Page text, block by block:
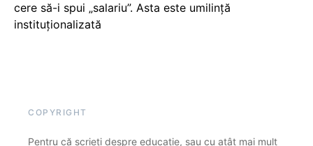
cere să-i spui „salariu”. Asta este umilință
instituționalizată
COPYRIGHT
Pentru că scrieți despre educație, sau cu atât mai mult